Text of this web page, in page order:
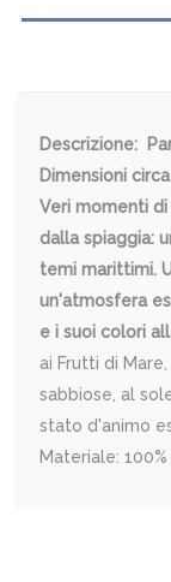
Descrizione:
Dimensioni
Veri momenti
dalla spiaggia:
temi marittimi.
un'atmosfera
e i suoi colori
ai Frutti di
sabbiose, al
stato d'animo
Materiale: